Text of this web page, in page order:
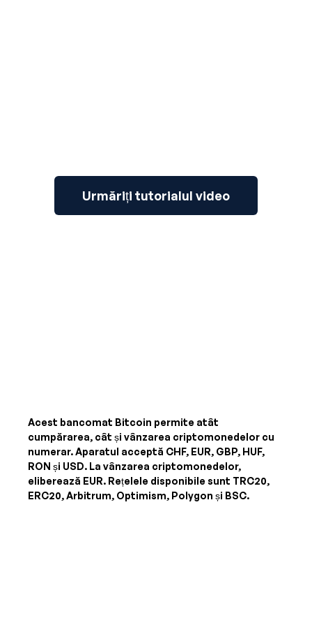
Urmăriți tutorialul video
Acest bancomat Bitcoin permite atât
cumpărarea, cât și vânzarea criptomonedelor cu
numerar. Aparatul acceptă CHF, EUR, GBP, HUF,
RON și USD. La vânzarea criptomonedelor,
eliberează EUR. Rețelele disponibile sunt TRC20,
ERC20, Arbitrum, Optimism, Polygon și BSC.